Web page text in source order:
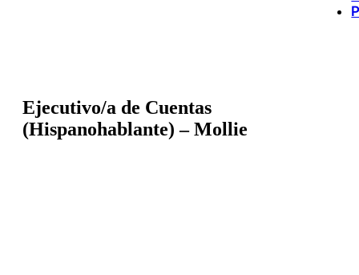
Ejecutivo/a de Cuentas
(Hispanohablante) – Mollie